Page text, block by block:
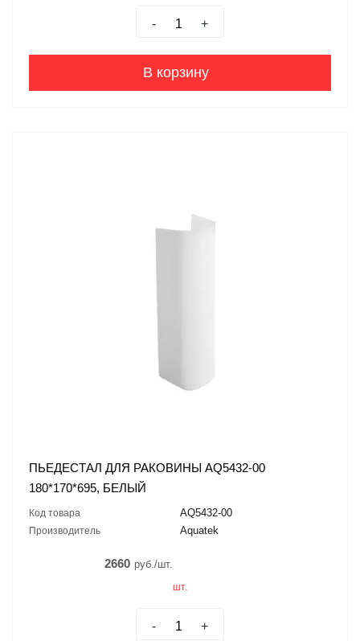
- +
В корзину
ПЬЕДЕСТАЛ ДЛЯ РАКОВИНЫ AQ5432-00
180*170*695, БЕЛЫЙ
Код товара AQ5432-00
Производитель Aquatek
2660 руб./шт.
шт.
- +